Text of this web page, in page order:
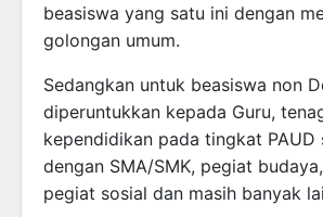
beasiswa yang satu ini dengan
golongan umum.
Sedangkan untuk beasiswa non
diperuntukkan kepada Guru,
kependidikan pada tingkat PAUD
dengan SMA/SMK, pegiat
pegiat sosial dan masih banyak